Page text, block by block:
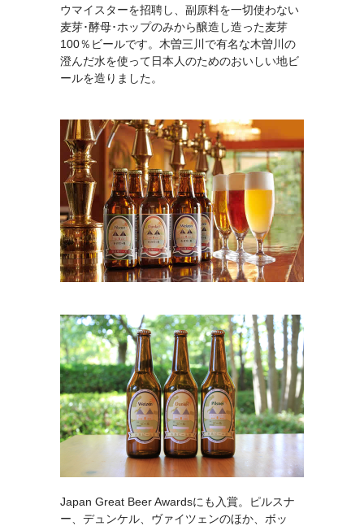
ウマイスターを招聘し、副原料を一切使わない
麦芽･酵母･ホップのみから醸造し造った麦芽
100％ビールです。木曽三川で有名な木曽川の
澄んだ水を使って日本人のためのおいしい地ビ
ールを造りました。
Japan Great Beer Awardsにも入賞。ピルスナ
ー、デュンケル、ヴァイツェンのほか、ボッ